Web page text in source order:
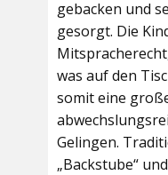
gebacken und
gesorgt. Die
was auf den
somit eine
Gelingen.
„Backstube“